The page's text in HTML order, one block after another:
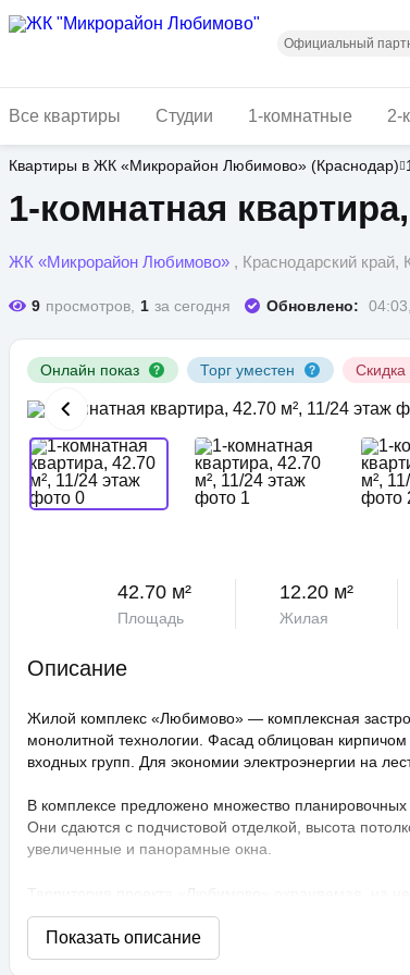
Официальный
Все квартиры Студии 1-комнатные 2-
Квартиры в ЖК «Микрорайон Любимово» (Краснодар)
1-комнатная
ЖК «Микрорайон Любимово» , Краснодарский
9 просмотров, 1 за сегодня Обновлено:
Онлайн показ Торг уместен Скидка
42.70 м²
Площадь
12.20 м²
Жилая
Описание
Жилой комплекс «Любимово» — комплексная
монолитной технологии. Фасад облицован
входных групп. Для экономии электроэнергии на
В комплексе предложено множество планировочных
Они сдаются с подчистовой отделкой, высота
увеличенные и панорамные окна.
распознаванием лиц и управлением через
технологии сезонного цветения, выполнен
площадки, профессиональные площадки для